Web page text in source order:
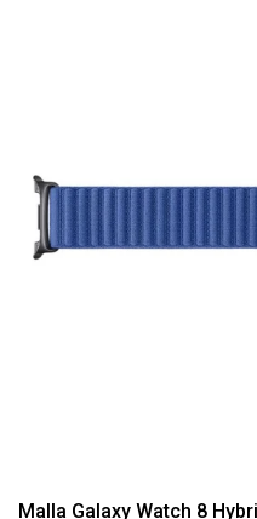
Malla Galaxy Watch 8